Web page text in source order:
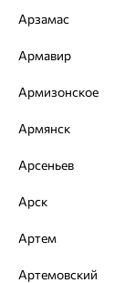
75 455
Арзамас
Армавир
Армизонское
Армянск
Арсеньев
Арск
Артем
Артемовский